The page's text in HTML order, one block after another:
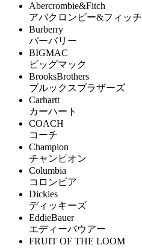
Abercrombie&Fitch
アバクロンビー&フィッチ
Burberry
バーバリー
BIGMAC
ビッグマック
BrooksBrothers
ブルックスブラザーズ
Carhartt
カーハート
COACH
コーチ
Champion
チャンピオン
Columbia
コロンビア
Dickies
ディッキーズ
EddieBauer
エディーバウアー
FRUIT OF THE LOOM